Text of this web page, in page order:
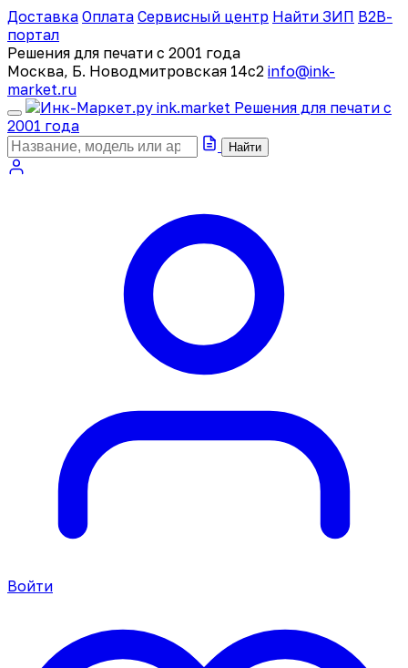
Доставка Оплата Сервисный центр Найти ЗИП B2B-
портал
Решения для печати с 2001 года
Москва, Б. Новодмитровская 14с2 info@ink-
market.ru
ink.market Решения для печати с
2001 года
Найти
Войти